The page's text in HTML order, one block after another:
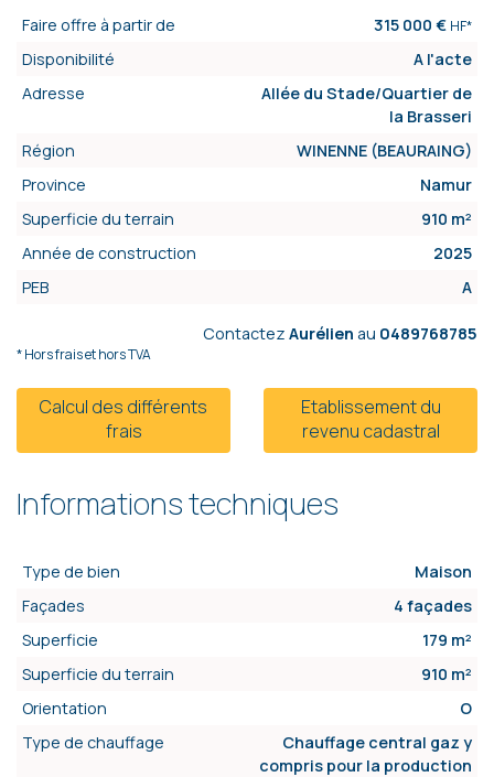
Faire offre à partir de 315 000 € HF*
Disponibilité
A l'acte
Adresse
Allée du Stade/Quartier de
la Brasseri
Région
WINENNE (BEAURAING)
Province
Namur
Superficie du terrain
910 m²
Année de construction
2025
PEB
A
Contactez Aurélien au 0489768785
* Hors frais et hors TVA
Calcul des différents
frais
Etablissement du
revenu cadastral
Informations techniques
Type de bien
Maison
Façades
4 façades
Superficie
179 m²
Superficie du terrain
910 m²
Orientation
O
Type de chauffage
Chauffage central gaz y
compris pour la production